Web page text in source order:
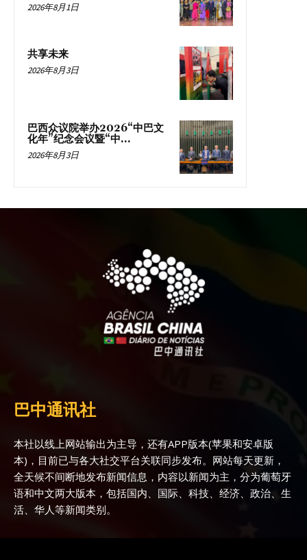
2026年8月1日
共享未来
2026年8月3日
巴西众议院举办2026“中巴文
化年”纪念会议暨“中...
2026年8月3日
巴中通讯社
本社以线上网站输出为主导，还有APP版本(苹果和安卓版
本)，目前已与各大社交平台关联同步发布。网站每天更新，
全天候不间断地发布新闻信息，内容以新闻为主，分为葡萄牙
语和中文两大版本，包括国内、国际、科技、经济、政治、生
活、华人等新闻类别。